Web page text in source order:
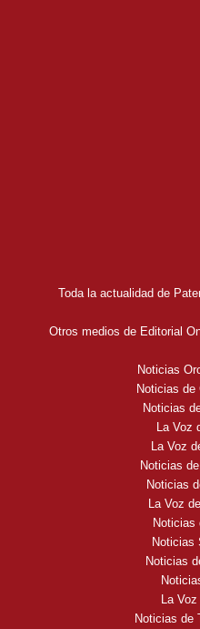
Toda la actualidad de
Otros medios de Editorial
Noticias
Noticias de
Noticias
La Voz
La Voz
Noticias
Noticias
La Voz
Noticias
Noticias
Noticias
La
Noticias de